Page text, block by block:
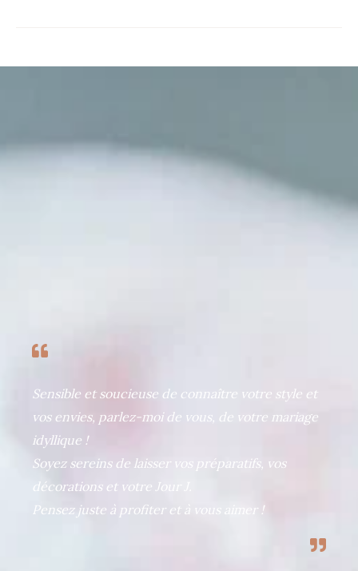
Sensible et soucieuse de connaître votre style et
vos envies, parlez-moi de vous, de votre mariage
idyllique !
Soyez sereins de laisser vos préparatifs, vos
décorations et votre Jour J.
Pensez juste à profiter et à vous aimer !